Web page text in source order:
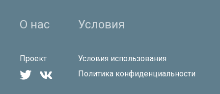
О нас
Проект
 
Условия
Условия использования
Политика конфиденциальности